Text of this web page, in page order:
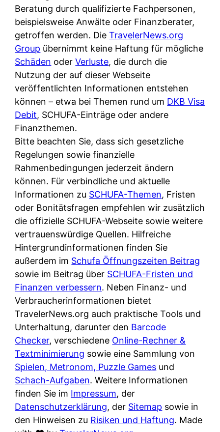
c
h
e
B
a
n
k
k
a
r
t
e
n
M
I
R
?
c
k
o
t
n
o
u
w
i
t
e
e
t
s
i
e
e
r
F
i
r
m
a
a
m
p
r
i
v
a
t
e
n
K
ü
c
h
e
n
t
i
s
c
h
e
n
d
e
Beratung durch qualifizierte Fachpersonen,
beispielsweise Anwälte oder Finanzberater,
getroffen werden. DieTravelerNews.org
Group übernimmt keine Haftung für mögliche
Schäden oderVerluste, die durch die
Nutzung der auf dieser Webseite
veröffentlichten Informationen entstehen
können – etwa bei Themen rund um DKB Visa
Debit, SCHUFA-Einträge oder andere
Finanzthemen.
Bitte beachten Sie, dass sich gesetzliche
Regelungen sowie finanzielle
Rahmenbedingungen jederzeit ändern
können. Für verbindliche und aktuelle
Informationen zu SCHUFA-Themen, Fristen
oder Bonitätsfragen empfehlen wir zusätzlich
die offizielle SCHUFA-Webseite sowie weitere
vertrauenswürdige Quellen. Hilfreiche
Hintergrundinformationen finden Sie
außerdem im Schufa Öffnungszeiten Beitrag
sowie im Beitrag über SCHUFA-Fristen und
Finanzen verbessern. Neben Finanz- und
Verbraucherinformationen bietet
TravelerNews.org auch praktische Tools und
Unterhaltung, darunter den Barcode
Checker, verschiedene Online-Rechner &
Textminimierung sowie eine Sammlung von
Spielen, Metronom, Puzzle Games und
Schach-Aufgaben. Weitere Informationen
finden Sie im Impressum, der
Datenschutzerklärung, der Sitemap sowie in
den Hinweisen zu Risiken und Haftung. Made